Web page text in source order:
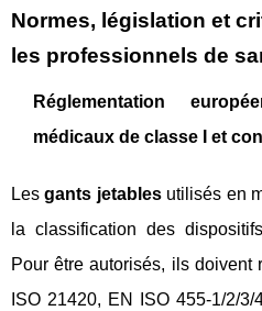
Normes, législation et
les professionnels de
Réglementation
médicaux de classe I et
Lesgants jetablesutilisés en
la classification des
Pour être autorisés, ils doivent
ISO 21420, EN ISO 455-1/2/